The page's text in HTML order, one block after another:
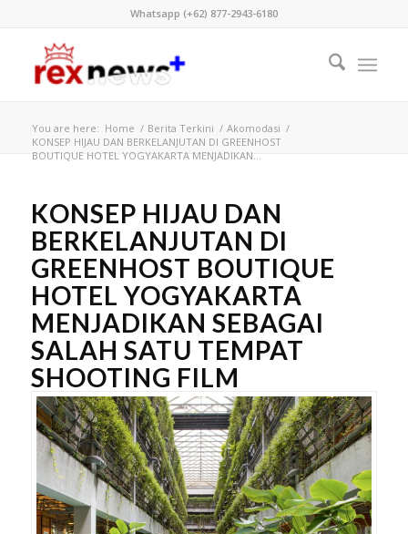
Whatsapp (+62) 877-2943-6180
You are here: Home / Berita Terkini / Akomodasi /
KONSEP HIJAU DAN BERKELANJUTAN DI GREENHOST
BOUTIQUE HOTEL YOGYAKARTA MENJADIKAN...
KONSEP HIJAU DAN
BERKELANJUTAN DI
GREENHOST BOUTIQUE
HOTEL YOGYAKARTA
MENJADIKAN SEBAGAI
SALAH SATU TEMPAT
SHOOTING FILM